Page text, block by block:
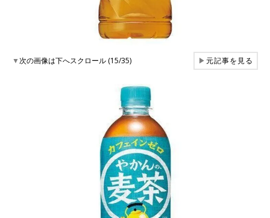
▼次の画像は下へスクロール (15/35) ▶元記事を見る